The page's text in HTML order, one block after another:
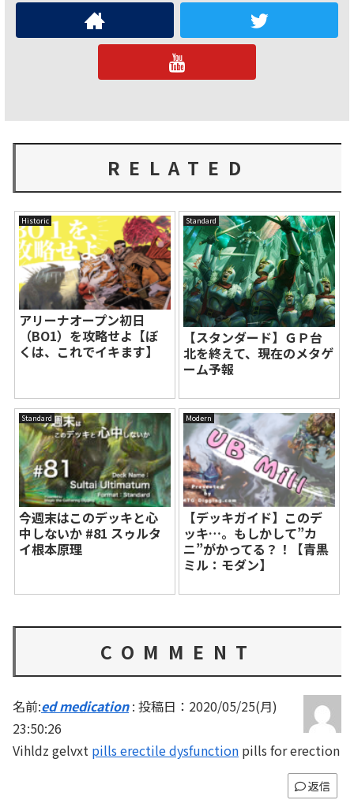
RELATED
Historic
アリーナオープン初日
（BO1）を攻略せよ【ぼ
くは、これでイキます】
Standard
【スタンダード】ＧＰ台
北を終えて、現在のメタゲ
ーム予報
Standard
今週末はこのデッキと心
中しないか #81 スゥルタ
イ根本原理
Modern
【デッキガイド】このデ
ッキ…。もしかして”カ
ニ”がかってる？！【青黒
ミル：モダン】
COMMENT
名前:ed medication: 投稿日：2020/05/25(月)
23:50:26
Vihldz gelvxt pills erectile dysfunction pills for erection
返信